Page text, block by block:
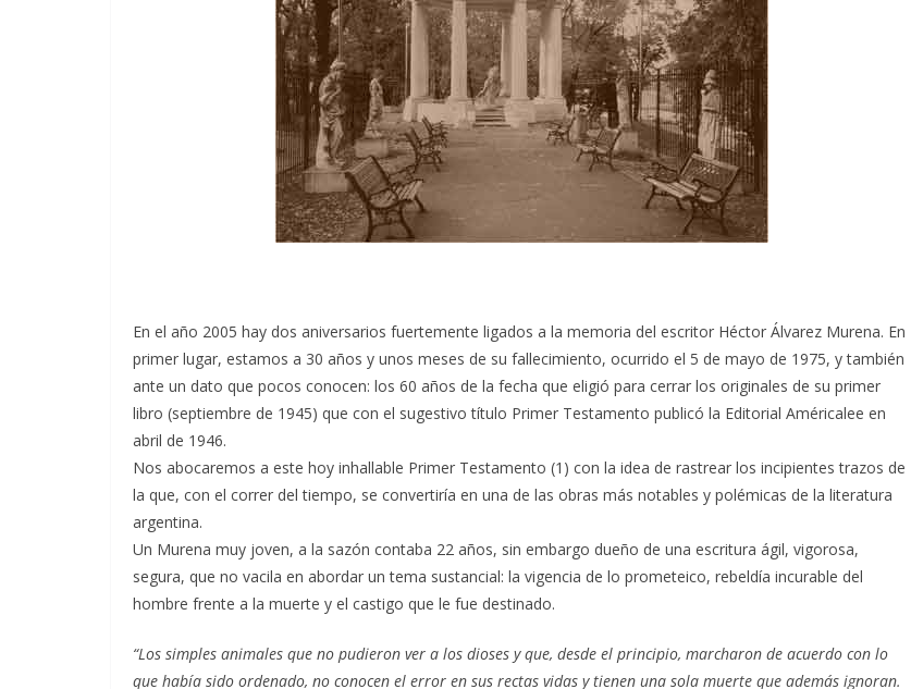
En el año 2005 hay dos aniversarios fuertemente ligados a la memoria del escritor Héctor Álvarez Murena. En
primer lugar, estamos a 30 años y unos meses de su fallecimiento, ocurrido el 5 de mayo de 1975, y también
ante un dato que pocos conocen: los 60 años de la fecha que eligió para cerrar los originales de su primer
libro (septiembre de 1945) que con el sugestivo título Primer Testamento publicó la Editorial Américalee en
abril de 1946.
Nos abocaremos a este hoy inhallable Primer Testamento (1) con la idea de rastrear los incipientes trazos de
la que, con el correr del tiempo, se convertiría en una de las obras más notables y polémicas de la literatura
argentina.
Un Murena muy joven, a la sazón contaba 22 años, sin embargo dueño de una escritura ágil, vigorosa,
segura, que no vacila en abordar un tema sustancial: la vigencia de lo prometeico, rebeldía incurable del
hombre frente a la muerte y el castigo que le fue destinado.
“Los simples animales que no pudieron ver a los dioses y que, desde el principio, marcharon de acuerdo con lo
que había sido ordenado, no conocen el error en sus rectas vidas y tienen una sola muerte que además ignoran.